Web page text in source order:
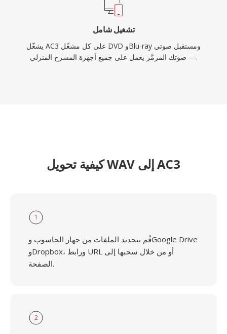
تشغيل شامل
يشغّل AC3 على كل مشغّل DVD وBlu-ray ومستقبل صوتي
— صوتك المرمَّز يعمل على جميع أجهزة المسرح المنزلي.
كيفية تحويل WAV إلى AC3
1
قُم بتحديد الملفات من جهاز الحاسوب وGoogle Drive
وDropbox، ورابط URL أو من خلال سحبها إلى
الصفحة.
2